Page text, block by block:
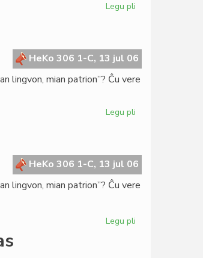
Legu pli
universitata
rektoro
HeKo 306 1-C, 13 jul 06
lingvon, mian patrion”? Ĉu vere
Legu pli
venas
la
prediko!
HeKo 306 1-C, 13 jul 06
lingvon, mian patrion”? Ĉu vere
Legu pli